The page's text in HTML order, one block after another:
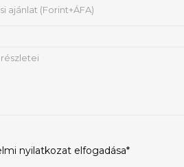
nyilatkozat elfogadása*